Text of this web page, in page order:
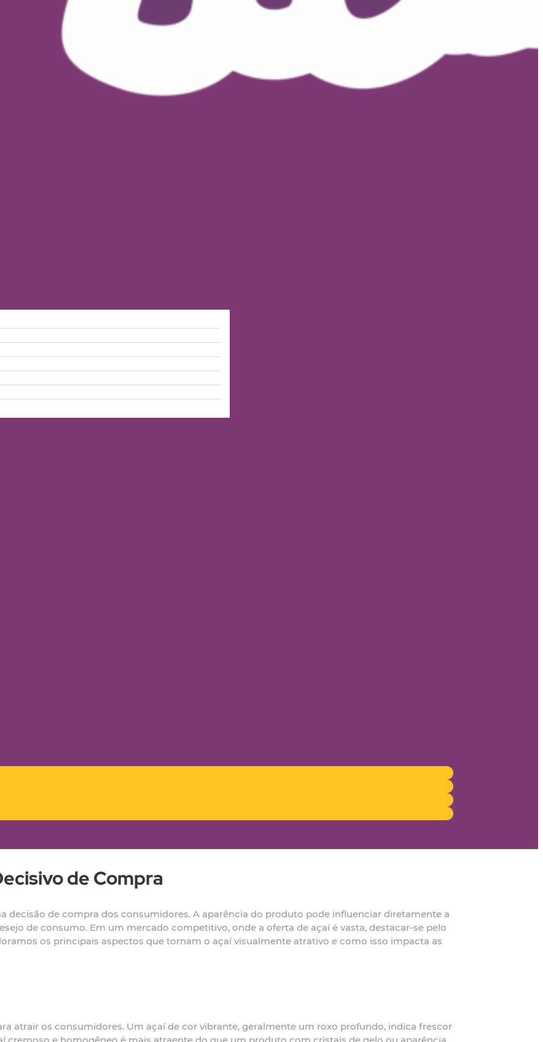
de Compra
decisão de compra dos consumidores. A aparência do produto pode influenciar diretamente a
de consumo. Em um mercado competitivo, onde a oferta de açaí é vasta, destacar-se pelo
os principais aspectos que tornam o açaí visualmente atrativo e como isso impacta as
atrair os consumidores. Um açaí de cor vibrante, geralmente um roxo profundo, indica frescor
cremoso e homogêneo é mais atraente do que um produto com cristais de gelo ou aparência